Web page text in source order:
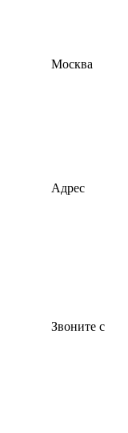
Москва
Адрес
Звоните с